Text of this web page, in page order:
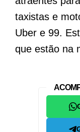
taxistas e
Uber e 99.
que estão na